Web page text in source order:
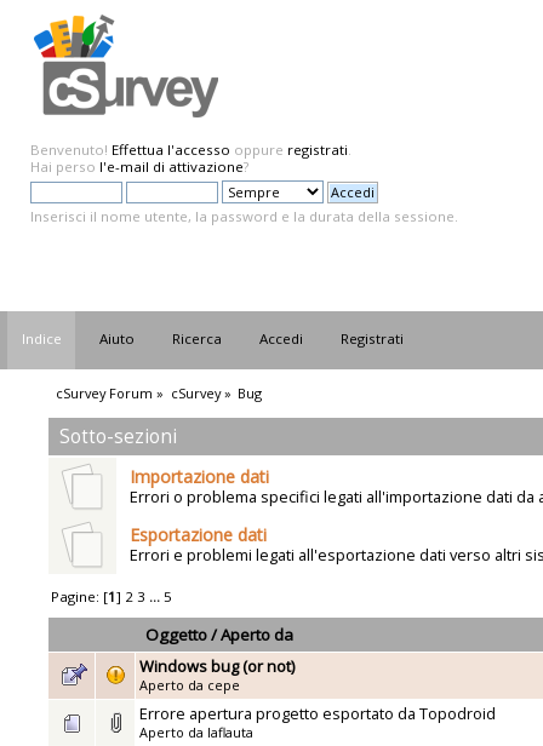
Benvenuto! Effettua l'accesso oppure registrati.
Hai perso l'e-mail di attivazione?
Inserisci il nome utente, la password e la durata della sessione.
Indice Aiuto Ricerca Accedi Registrati
cSurvey Forum » cSurvey» Bug
Sotto-sezioni
Importazione dati
Errori o problema specifici legati all'importazione dati da
Esportazione dati
Errori e problemi legati all'esportazione dati verso altri
Pagine: [1] 2 3 ...5
Oggetto/Aperto da
Windows bug (or not)
Aperto da cepe
Errore apertura progetto esportato da Topodroid
Aperto da laflauta